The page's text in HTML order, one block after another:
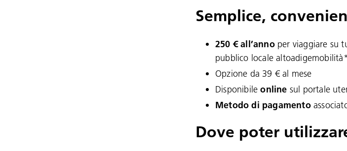
Semplice,
250 € all’annoper viaggiare su
pubblico locale
Opzione da 39 € al mese
Disponibileonline sul portale
Metodo di pagamento
Dove poter